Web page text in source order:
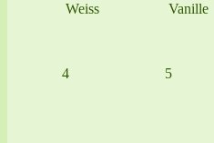
Weiss Vanille
4 5